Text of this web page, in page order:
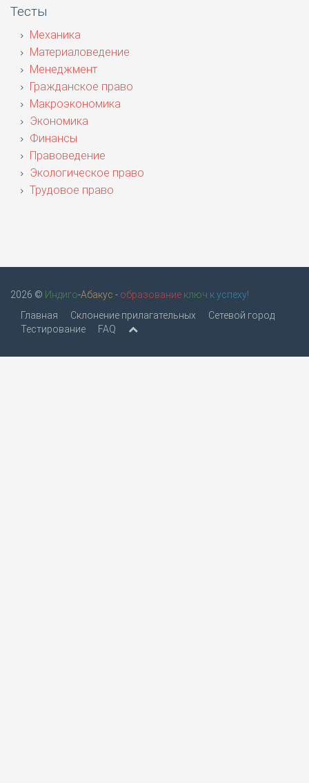
Тесты
Механика
Материаловедение
Менеджмент
Гражданское право
Макроэкономика
Экономика
Финансы
Правоведение
Экологическое право
Трудовое право
2026 © Индиго-Абакус - образование ключ к успеху!
Главная
Склонение прилагательных
Сетевой город
Тестирование
FAQ